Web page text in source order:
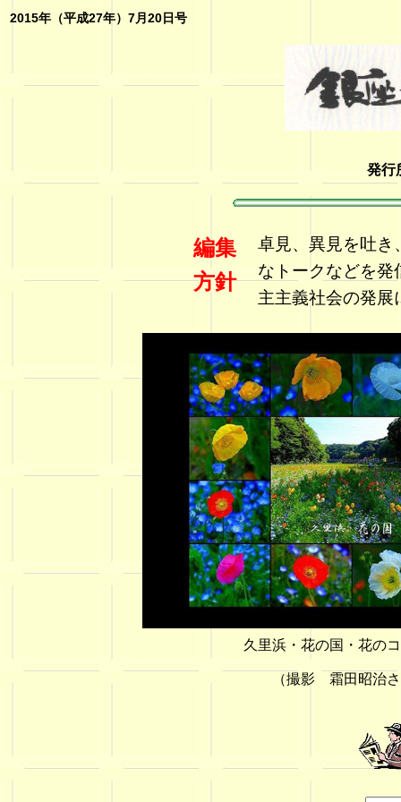
2015年（平成27年）7月20日号
発行
編集
方針
卓見、異見を吐き
なトークなどを発
主主義社会の発展
久里浜・花の国・花の
（撮影 霜田昭治